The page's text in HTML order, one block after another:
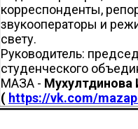
корреспонденты,
звукооператоры и
свету.
Руководитель:
студенческого
МАЗА - Мухултдинова
( https://vk.com/